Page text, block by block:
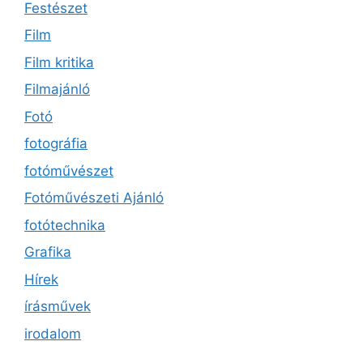
Festészet
Film
Film kritika
Filmajánló
Fotó
fotográfia
fotóművészet
Fotóművészeti Ajánló
fotótechnika
Grafika
Hírek
írásművek
irodalom